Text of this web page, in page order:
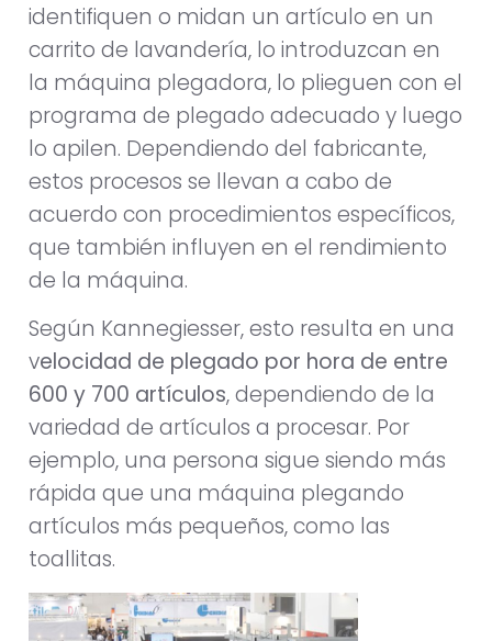
identifiquen o midan un artículo en un
carrito de lavandería, lo introduzcan en
la máquina plegadora, lo plieguen con el
programa de plegado adecuado y luego
lo apilen. Dependiendo del fabricante,
estos procesos se llevan a cabo de
acuerdo con procedimientos específicos,
que también influyen en el rendimiento
de la máquina.
Según Kannegiesser, esto resulta en una
velocidad de plegado por hora de entre
600 y 700 artículos, dependiendo de la
variedad de artículos a procesar. Por
ejemplo, una persona sigue siendo más
rápida que una máquina plegando
artículos más pequeños, como las
toallitas.